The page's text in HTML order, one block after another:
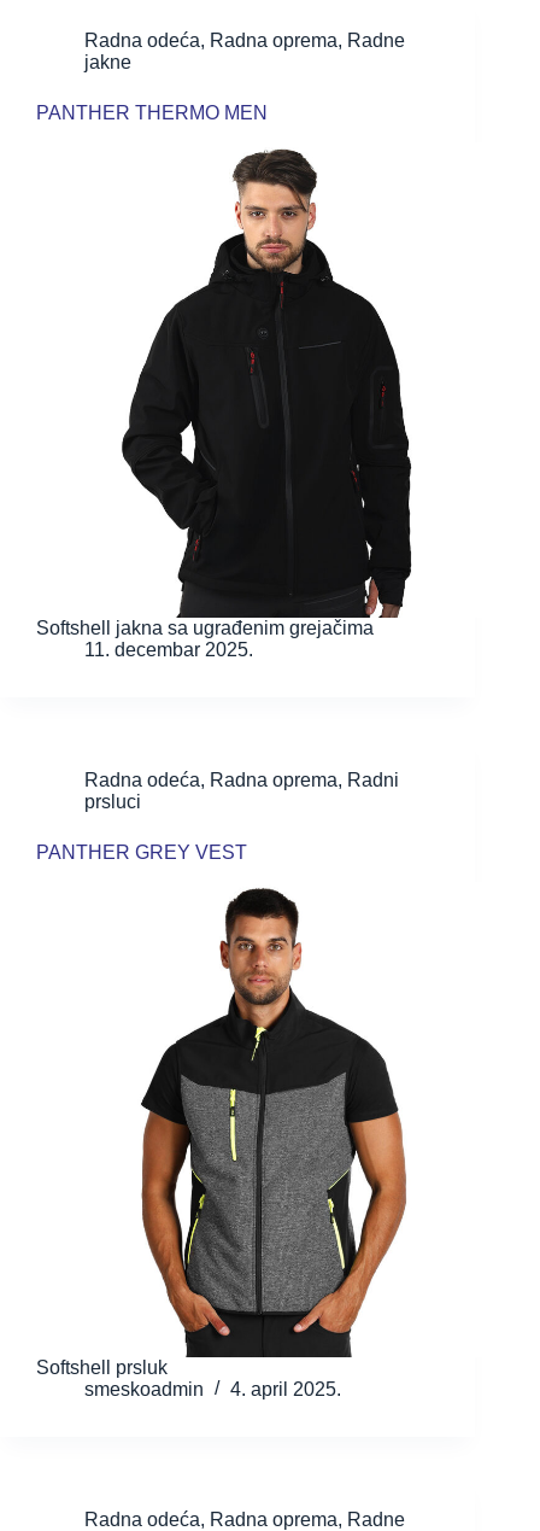
Radna odeća, Radna oprema, Radne
jakne
PANTHER THERMO MEN
Softshell jakna sa ugrađenim grejačima
11. decembar 2025.
Radna odeća, Radna oprema, Radni
prsluci
PANTHER GREY VEST
Softshell prsluk
smeskoadmin
4. april 2025.
Radna odeća, Radna oprema, Radne